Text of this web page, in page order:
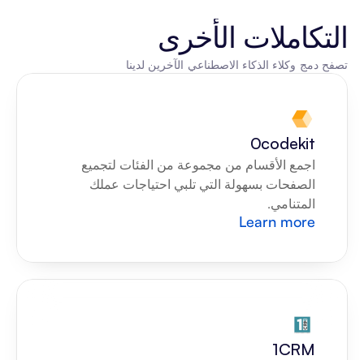
التكاملات الأخرى
تصفح دمج وكلاء الذكاء الاصطناعي الآخرين لدينا
0codekit
المتنامي.
Learn more
1CRM